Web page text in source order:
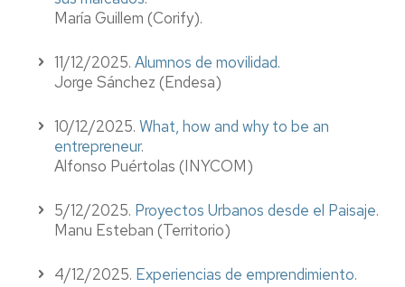
María Guillem (Corify).
11/12/2025. Alumnos de movilidad.
Jorge Sánchez (Endesa)
10/12/2025. What, how and why to be an
entrepreneur.
Alfonso Puértolas (INYCOM)
5/12/2025. Proyectos Urbanos desde el Paisaje.
Manu Esteban (Territorio)
4/12/2025. Experiencias de emprendimiento.